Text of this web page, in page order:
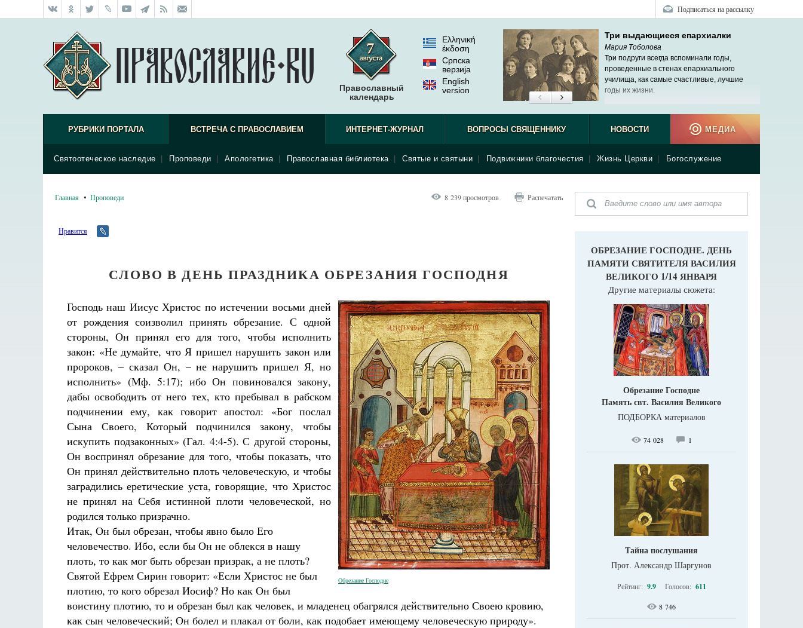
Подписаться на рассылку
Православный
календарь
Ελληνική
έκδοση
Српска
верзиjа
English
version
Три выдающиеся епархиалки
Мария Тоболова
Три подруги всегда вспоминали годы,
проведенные в стенах епархиального
училища, как самые счастливые, лучшие
годы их жизни.
РУБРИКИ ПОРТАЛА ВСТРЕЧА С ПРАВОСЛАВИЕМ
Святоотеческое наследие Проповеди Апологетика Православная библиотека Святые и святыни Подвижники благочестия Жизнь Церкви Богослужение
ИНТЕРНЕТ-ЖУРНАЛ ВОПРОСЫ СВЯЩЕННИКУ НОВОСТИ МЕДИА
Главная Проповеди 8 239 просмотров Распечатать
Нравится
СЛОВО В ДЕНЬ ПРАЗДНИКА ОБРЕЗАНИЯ ГОСПОДНЯ
Обрезание Господне
Господь наш Иисус Христос по истечении восьми дней
от рождения соизволил принять обрезание. С одной
стороны, Он принял его для того, чтобы исполнить
закон: «Не думайте, что Я пришел нарушить закон или
пророков, – сказал Он, – не нарушить пришел Я, но
исполнить» (Мф. 5:17); ибо Он повиновался закону,
дабы освободить от него тех, кто пребывал в рабском
подчинении ему, как говорит апостол: «Бог послал
Сына Своего, Который подчинился закону, чтобы
искупить подзаконных» (Гал. 4:4-5). С другой стороны,
Он воспринял обрезание для того, чтобы показать, что
Он принял действительно плоть человеческую, и чтобы
заградились еретические уста, говорящие, что Христос
не принял на Себя истинной плоти человеческой, но
родился только призрачно.
Итак, Он был обрезан, чтобы явно было Его
человечество. Ибо, если бы Он не облекся в нашу
плоть, то как мог быть обрезан призрак, а не плоть?
Святой Ефрем Сирин говорит: «Если Христос не был
плотию, то кого обрезал Иосиф? Но как Он был
воистину плотию, то и обрезан был как человек, и младенец обагрялся действительно Своею кровию,
как сын человеческий; Он болел и плакал от боли, как подобает имеющему человеческую природу».
ОБРЕЗАНИЕ ГОСПОДНЕ. ДЕНЬ
ПАМЯТИ СВЯТИТЕЛЯ ВАСИЛИЯ
ВЕЛИКОГО 1/14 ЯНВАРЯ
Другие материалы сюжета:
Обрезание Господне
Память свт. Василия Великого
ПОДБОРКА материалов
74 028 1
Тайна послушания
Прот. Александр Шаргунов
Рейтинг: 9.9 Голосов: 611
8 746